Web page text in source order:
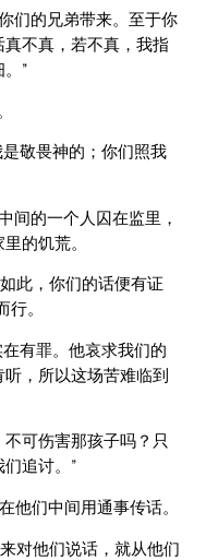
们的兄弟带来。至于你
不真，若不真，我指
”
敬畏神的；你们照我
间的一个人囚在监里，
的饥荒。
此，你们的话便有证
。
有罪。他哀求我们的
，所以这场苦难临到
可伤害那孩子吗？只
追讨。”
他们中间用通事传话。
对他们说话，就从他们